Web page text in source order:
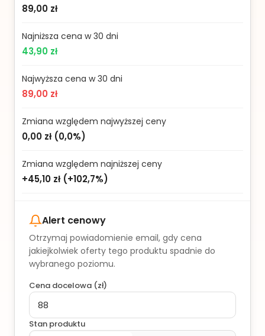
89,00 zł
Najniższa cena w 30 dni
43,90 zł
Najwyższa cena w 30 dni
89,00 zł
Zmiana względem najwyższej ceny
0,00 zł(0,0%)
Zmiana względem najniższej ceny
+45,10 zł(+102,7%)
Alert cenowy
Otrzymaj powiadomienie email, gdy cena
jakiejkolwiek oferty tego produktu spadnie do
wybranego poziomu.
Cena docelowa (zł)
Stan produktu